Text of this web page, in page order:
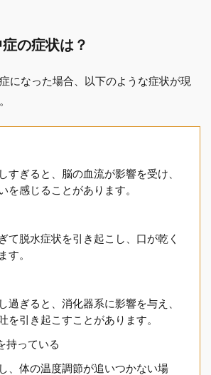
の症状は？
になった場合、以下のような症状が現
すぎると、脳の血流が影響を受け、
を感じることがあります。
て脱水症状を引き起こし、口が乾く
す。
過ぎると、消化器系に影響を与え、
を引き起こすことがあります。
持っている
、体の温度調節が追いつかない場